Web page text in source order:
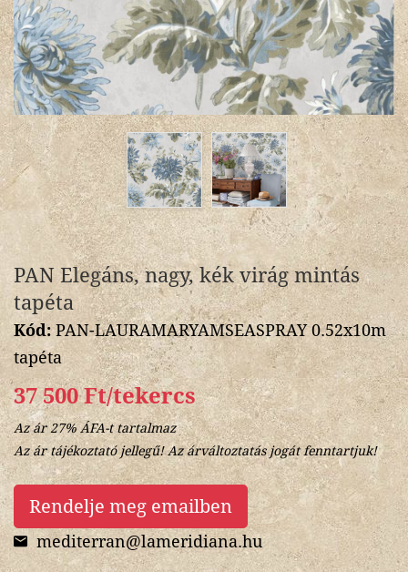
PAN Elegáns, nagy, kék virág mintás
tapéta
Kód:PAN-LAURAMARYAMSEASPRAY 0.52x10m
tapéta
37 500 Ft/tekercs
Az ár 27% ÁFA-t tartalmaz
Az ár tájékoztató jellegű! Az árváltoztatás jogát fenntartjuk!
Rendelje meg emailben
mediterran@lameridiana.hu